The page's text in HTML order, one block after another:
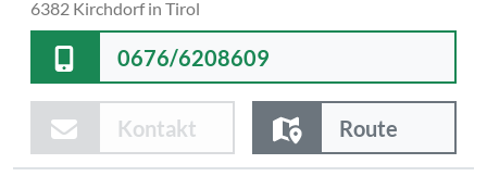
6382 Kirchdorf in Tirol
0676/6208609
Kontakt Route